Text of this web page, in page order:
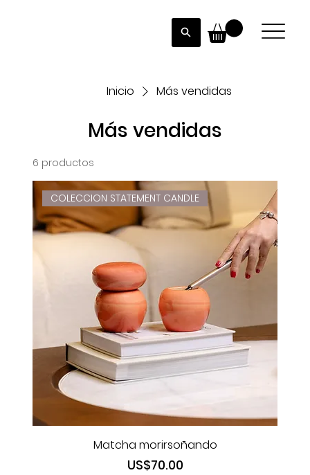
Inicio Más vendidas
Más vendidas
6 productos
COLECCION STATEMENT CANDLE
Matcha morirsoñando
Precio
US$70.00